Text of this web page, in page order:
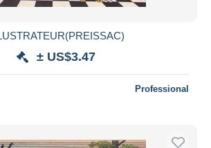
± US$3.47
Professional